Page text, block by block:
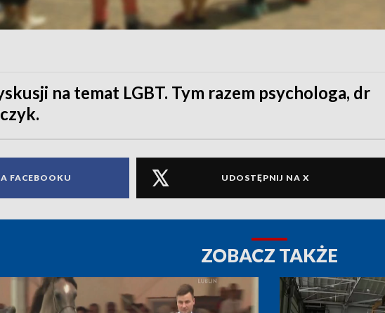
na temat LGBT. Tym razem psychologa, dr
FACEBOOKU UDOSTĘPNIJ NA X
ZOBACZ TAKŻE